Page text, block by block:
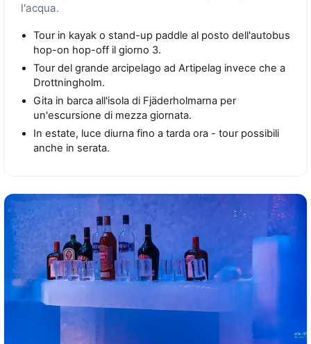
l'acqua.
Tour in kayak o stand-up paddle al posto dell'autobus
hop-on hop-off il giorno 3.
Tour del grande arcipelago ad Artipelag invece che a
Drottningholm.
Gita in barca all'isola di Fjäderholmarna per
un'escursione di mezza giornata.
In estate, luce diurna fino a tarda ora - tour possibili
anche in serata.